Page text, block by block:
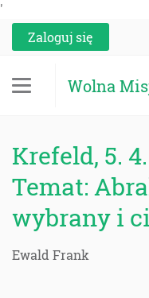
'
Zaloguj się
Wolna
Krefeld, 5.
Temat:
wybrany i
Ewald Frank